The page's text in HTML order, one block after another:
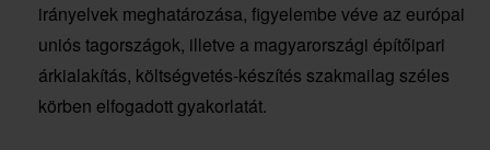
irányelvek meghatározása, figyelembe véve az európai
uniós tagországok, illetve a magyarországi építőipari
árkialakítás, költségvetés-készítés szakmailag széles
körben elfogadott gyakorlatát.